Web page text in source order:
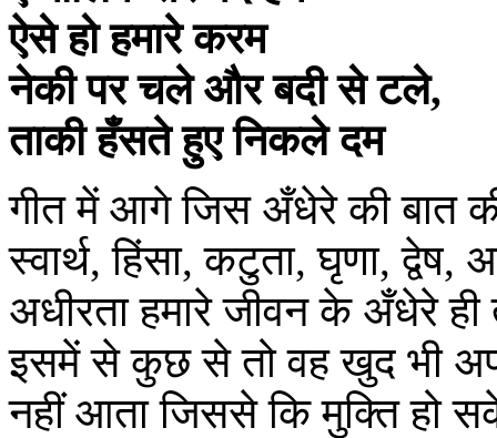
ऐसे हो हमारे करम
नेकी पर चले और बदी से टले,
ताकी हँसते हुए निकले दम
गीत में आगे जिस अँधेरे की बात
स्वार्थ, हिंसा, कटुता, घृणा,
अधीरता हमारे जीवन के अँधेरे
इसमें से कुछ से तो वह खुद भी
नहीं आता जिससे कि मुक्ति हो